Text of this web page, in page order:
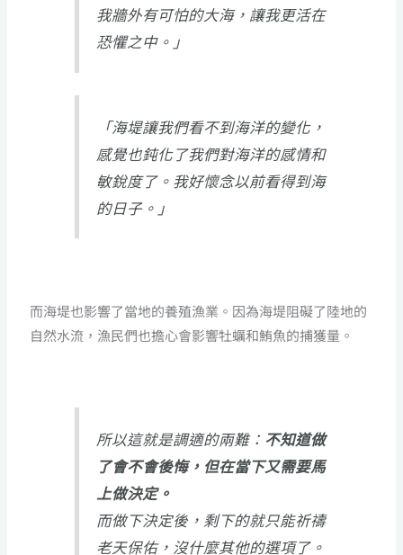
我牆外有可怕的大海，讓我更活在
恐懼之中。」
「海堤讓我們看不到海洋的變化，
感覺也鈍化了我們對海洋的感情和
敏銳度了。我好懷念以前看得到海
的日子。」
而海堤也影響了當地的養殖漁業。因為海堤阻礙了陸地的
自然水流，漁民們也擔心會影響牡蠣和鮪魚的捕獲量。
所以這就是調適的兩難： 不知道做
了會不會後悔，但在當下又需要馬
上做決定。
而做下決定後，剩下的就只能祈禱
老天保佑，沒什麼其他的選項了。